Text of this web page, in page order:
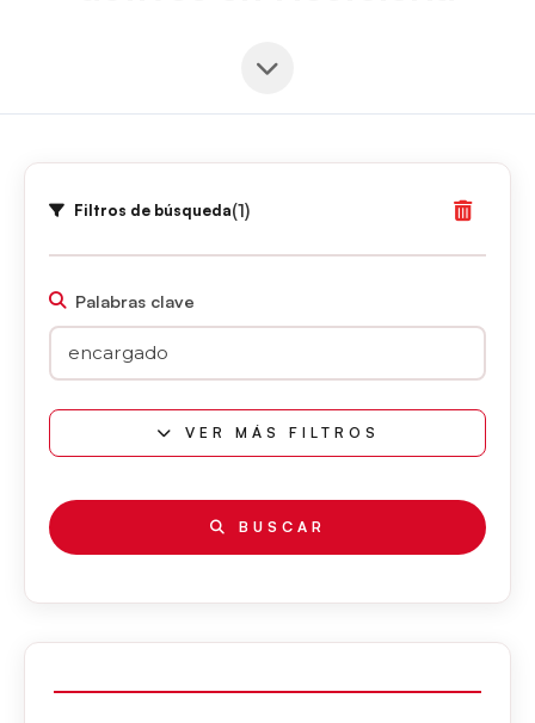
Filtros de búsqueda(1)
Palabras clave
VER MÁS FILTROS
BUSCAR